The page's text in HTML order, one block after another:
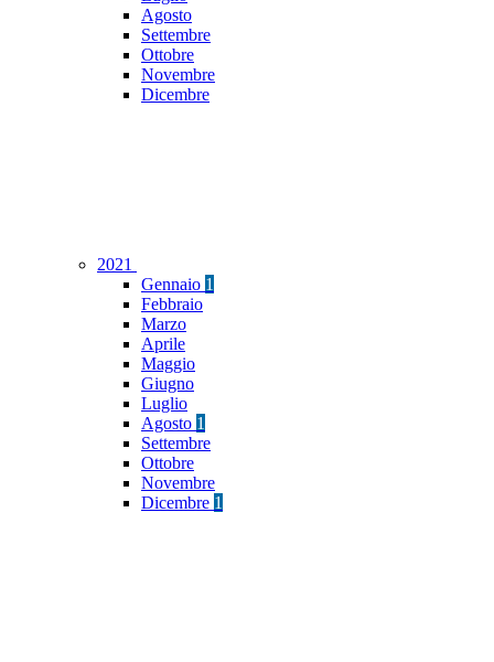
Agosto
Settembre
Ottobre
Novembre
Dicembre
2021
Gennaio 1
Febbraio
Marzo
Aprile
Maggio
Giugno
Luglio
Agosto 1
Settembre
Ottobre
Novembre
Dicembre 1